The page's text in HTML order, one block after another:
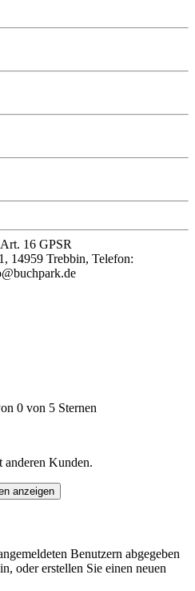
16 GPSR
14959 Trebbin, Telefon:
0 von 5 Sternen
anderen Kunden.
anzeigen
Benutzern abgegeben
oder erstellen Sie einen neuen